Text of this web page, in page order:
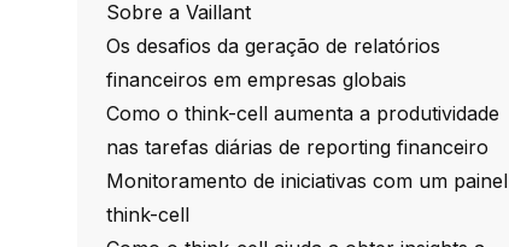
Sobre a Vaillant
Os desafios da geração de relatórios
financeiros em empresas globais
Como o think-cell aumenta a produtividade
nas tarefas diárias de reporting financeiro
Monitoramento de iniciativas com um painel
think-cell